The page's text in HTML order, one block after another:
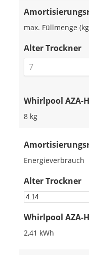
max. Füllmenge
Alter Trockner
Whirlpool AZA-
8 kg
Energieverbrauch
Alter Trockner
Whirlpool AZA-
2,41 kWh